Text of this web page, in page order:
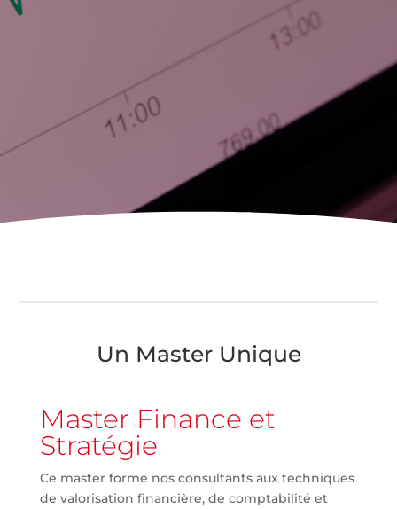
Un Master Unique
Master Finance et
Stratégie
Ce master forme nos consultants aux techniques
de valorisation financière, de comptabilité et